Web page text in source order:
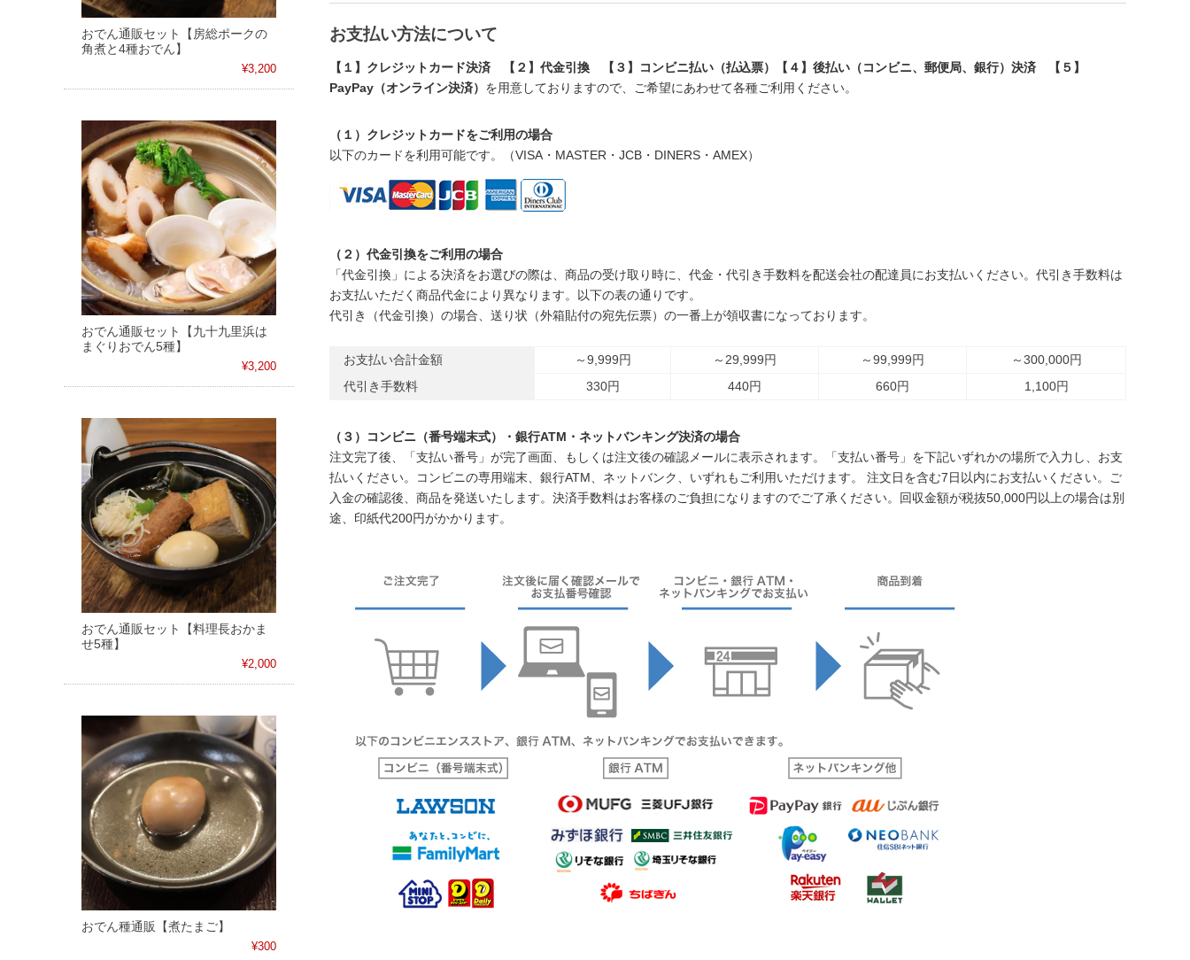
お支払い方法について
【１】クレジットカード決済 【２】代金引換 【３】コンビニ払い（払込票）【４】後払い（コンビニ、郵便局、銀行）決済 【５】
PayPay（オンライン決済） を用意しておりますので、ご希望にあわせて各種ご利用ください。
（１）クレジットカードをご利用の場合
以下のカードを利用可能です。（VISA・MASTER・JCB・DINERS・AMEX）
（２）代金引換をご利用の場合
「代金引換」による決済をお選びの際は、商品の受け取り時に、代金・代引き手数料を配送会社の配達員にお支払いください。代引き手数料は
お支払いただく商品代金により異なります。以下の表の通りです。
代引き（代金引換）の場合、送り状（外箱貼付の宛先伝票）の一番上が領収書になっております。
お支払い合計金額 ～9,999円 ～29,999円 ～99,999円
～300,000円
代引き手数料
330円 440円 660円 1,100円
（３）コンビニ（番号端末式）・銀行ATM・ネットバンキング決済の場合
注文完了後、「支払い番号」が完了画面、もしくは注文後の確認メールに表示されます。「支払い番号」を下記いずれかの場所で入力し、お支
払いください。コンビニの専用端末、銀行ATM、ネットバンク、いずれもご利用いただけます。 注文日を含む7日以内にお支払いください。ご
入金の確認後、商品を発送いたします。決済手数料はお客様のご負担になりますのでご了承ください。回収金額が税抜50,000円以上の場合は別
途、印紙代200円がかかります。
おでん通販セット【房総ポークの
角煮と4種おでん】
¥3,200
おでん通販セット【九十九里浜は
まぐりおでん5種】
¥3,200
おでん通販セット【料理長おかま
せ5種】
¥2,000
おでん種通販【煮たまご】
¥300